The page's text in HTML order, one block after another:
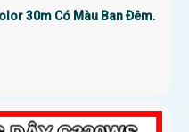
30m Có Màu Ban Ðêm.